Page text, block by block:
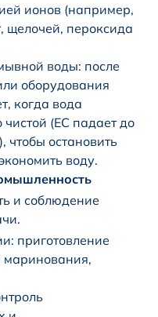
ионов (например,
щелочей, пероксида
воды: после
оборудования
когда вода
чистой (EC падает до
чтобы остановить
воду.
и соблюдение
приготовление
маринования,